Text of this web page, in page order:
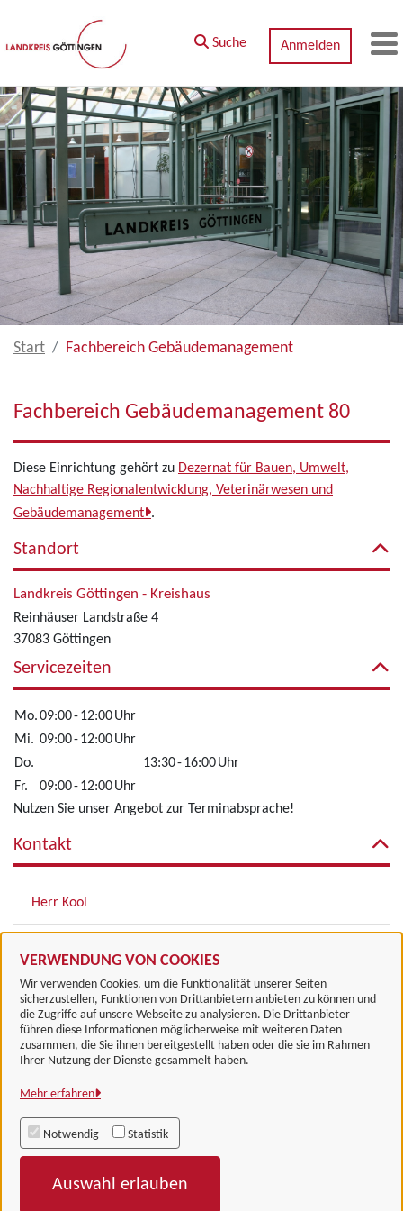
Zum Hauptinhalt springen
VERWENDUNG VON COOKIES
Wir verwenden Cookies, um die Funktionalität unserer Seiten
sicherzustellen, Funktionen von Drittanbietern anbieten zu können und
die Zugriffe auf unsere Webseite zu analysieren. Die Drittanbieter
führen diese Informationen möglicherweise mit weiteren Daten
zusammen, die Sie ihnen bereitgestellt haben oder die sie im Rahmen
Ihrer Nutzung der Dienste gesammelt haben.
Mehr erfahren
Notwendig Statistik
Auswahl erlauben
Suche Anmelden
Start Fachbereich Gebäudemanagement
Fachbereich Gebäudemanagement 80
Diese Einrichtung gehört zu Dezernat für Bauen, Umwelt,
Nachhaltige Regionalentwicklung, Veterinärwesen und
Gebäudemanagement .
Standort
Landkreis Göttingen - Kreishaus
Reinhäuser Landstraße 4
37083 Göttingen
Servicezeiten
Mo.09:00-12:00Uhr
Mi. 09:00-12:00Uhr
Do.
13:30-16:00Uhr
Fr.
09:00-12:00Uhr
Nutzen Sie unser Angebot zur Terminabsprache!
Kontakt
Herr Kool
Zugehörige Einrichtungen
Landkreis Göttingen
Alle Rechte vorbehalten